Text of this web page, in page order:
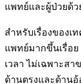
แพทย์และผู้ป่วยด้ว
สำหรับเรื่องของเ
แพทย์มากขึ้นเรื่อย
เวลา ไม่เฉพาะสา
ด้านตรงและด้านอ้